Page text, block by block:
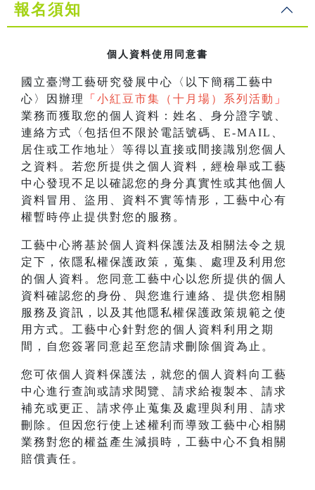
報名須知
個人資料使用同意書
國立臺灣工藝研究發展中心〈以下簡稱工藝中
心〉因辦理
「 小紅豆市集（十月場）系列活動 」
業務而獲取您的個人資料：姓名、身分證字號、
連絡方式〈包括但不限於電話號碼、E-MAIL、
居住或工作地址〉等得以直接或間接識別您個人
之資料。若您所提供之個人資料，經檢舉或工藝
中心發現不足以確認您的身分真實性或其他個人
資料冒用、盜用、資料不實等情形，工藝中心有
權暫時停止提供對您的服務。
工藝中心將基於個人資料保護法及相關法令之規
定下，依隱私權保護政策，蒐集、處理及利用您
的個人資料。您同意工藝中心以您所提供的個人
資料確認您的身份、與您進行連絡、提供您相關
服務及資訊，以及其他隱私權保護政策規範之使
用方式。工藝中心針對您的個人資料利用之期
間，自您簽署同意起至您請求刪除個資為止。
您可依個人資料保護法，就您的個人資料向工藝
中心進行查詢或請求閱覽、請求給複製本、請求
補充或更正、請求停止蒐集及處理與利用、請求
刪除。但因您行使上述權利而導致工藝中心相關
業務對您的權益產生減損時，工藝中心不負相關
賠償責任。